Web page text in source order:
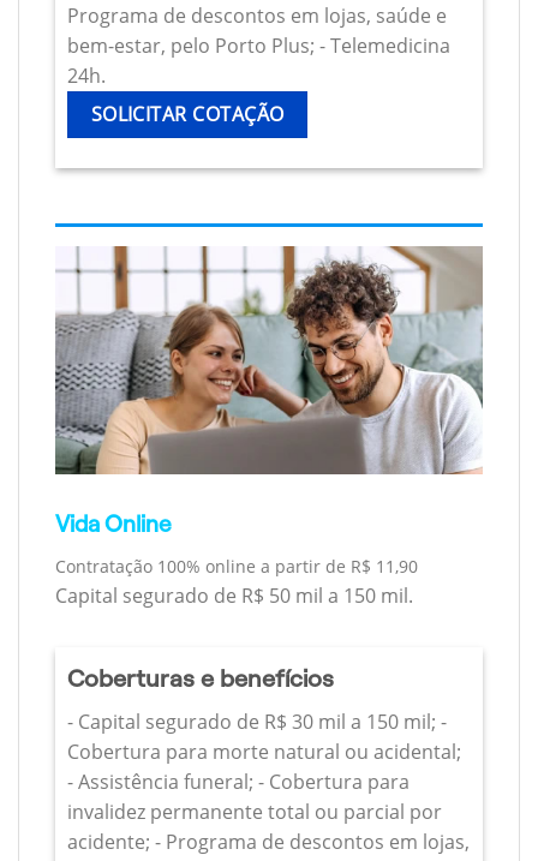
Programa de descontos em lojas, saúde e
bem-estar, pelo Porto Plus; - Telemedicina
24h.
SOLICITAR COTAÇÃO
Vida Online
Contratação 100% online a partir de R$ 11,90
Capital segurado de R$ 50 mil a 150 mil.
Coberturas e benefícios
- Capital segurado de R$ 30 mil a 150 mil; -
Cobertura para morte natural ou acidental;
- Assistência funeral; - Cobertura para
invalidez permanente total ou parcial por
acidente; - Programa de descontos em lojas,